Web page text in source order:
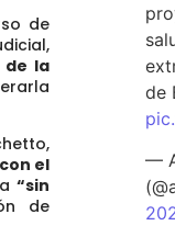
de
la
el
“sin
de
de
—